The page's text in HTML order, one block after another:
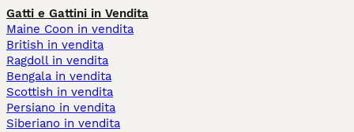
Gatti e Gattini in Vendita
Maine Coon in vendita
British in vendita
Ragdoll in vendita
Bengala in vendita
Scottish in vendita
Persiano in vendita
Siberiano in vendita